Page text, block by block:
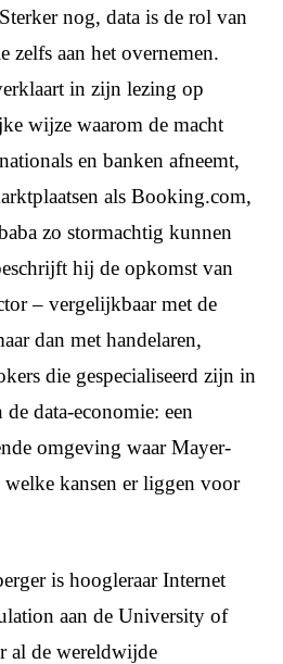
nog, data is de rol van
zelfs aan het overnemen.
in zijn lezing op
wijze waarom de macht
en banken afneemt,
als Booking.com,
zo stormachtig kunnen
hij de opkomst van
– vergelijkbaar met de
dan met handelaren,
die gespecialiseerd zijn in
data-economie: een
omgeving waar Mayer-
welke kansen er liggen voor
is hoogleraar Internet
aan de University of
al de wereldwijde